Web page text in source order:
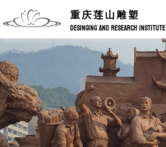
重庆莲山雕塑
DESINGING AND RESEARCH INSTITUTE